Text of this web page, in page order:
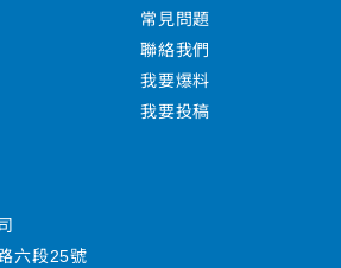
常見問題
聯絡我們
我要爆料
我要投稿
六段25號